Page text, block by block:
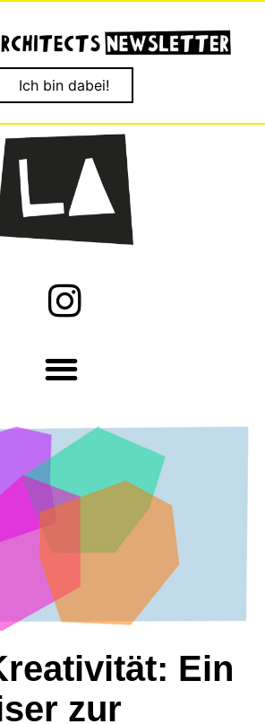
Ich bin dabei!
Ein
zur